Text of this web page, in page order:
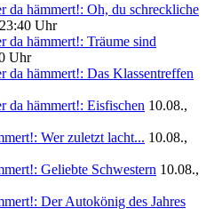
da hämmert!: Oh, du schreckliche
Uhr
da hämmert!: Träume sind
Uhr
da hämmert!: Das Klassentreffen
da hämmert!: Eisfischen 10.08.,
Wer zuletzt lacht... 10.08.,
Geliebte Schwestern 10.08.,
Der Autokönig des Jahres